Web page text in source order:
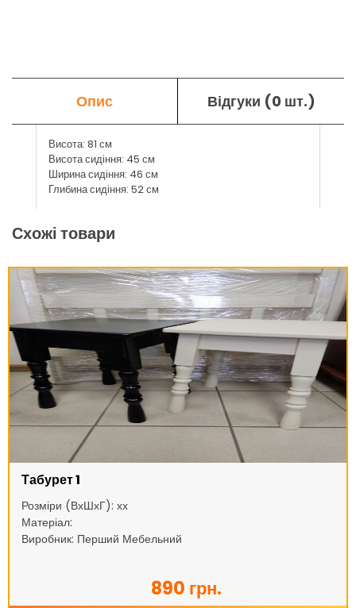
Опис Відгуки (0 шт.)
Висота: 81 см
Висота сидіння: 45 см
Ширина сидіння: 46 см
Глибина сидіння: 52 см
Схожі товари
Табурет 1
Розміри (ВхШхГ): хх
Матеріал:
Виробник: Перший Мебельний
890 грн.